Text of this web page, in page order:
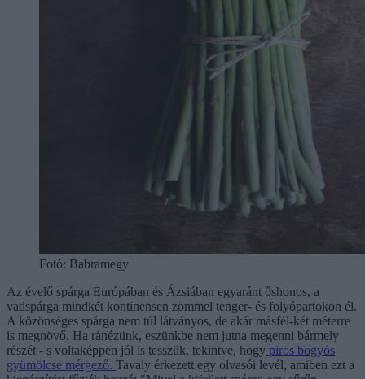
Fotó: Babramegy
Az évelő spárga Európában és Ázsiában egyaránt őshonos, a
vadspárga mindkét kontinensen zömmel tenger- és folyópartokon él.
A közönséges spárga nem túl látványos, de akár másfél-két méterre
is megnövő. Ha ránézünk, eszünkbe nem jutna megenni bármely
részét - s voltaképpen jól is tesszük, tekintve, hogy piros bogyós
gyümölcse mérgező. Tavaly érkezett egy olvasói levél, amiben ezt a